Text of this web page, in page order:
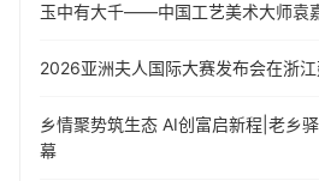
玉中有大千——中国工艺美术大师袁
​2026亚洲夫人国际大赛发布会在浙
乡情聚势筑生态 AI创富启新程|老乡
幕